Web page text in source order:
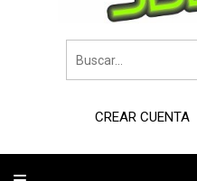
CREAR CUENTA